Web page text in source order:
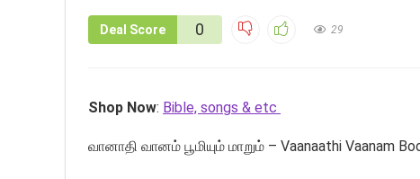
Deal Score 0 29
Shop Now: Bible, songs & etc
வானாதி வானம் பூமியும் மாறும் – Vaanaathi Vaanam